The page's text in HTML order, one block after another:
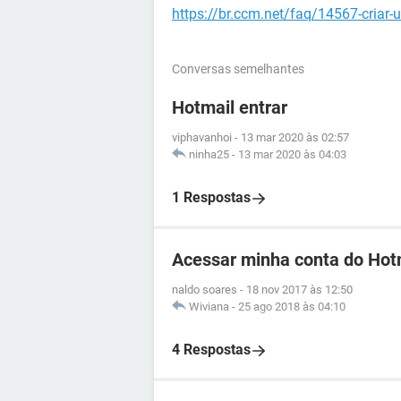
https://br.ccm.net/faq/14567-criar-
Conversas semelhantes
Hotmail entrar
viphavanhoi - 13 mar 2020 às 02:57
ninha25 - 13 mar 2020 às 04:03
1 Respostas
Acessar minha conta do
naldo soares - 18 nov 2017 às 12:50
Wiviana - 25 ago 2018 às 04:10
4 Respostas